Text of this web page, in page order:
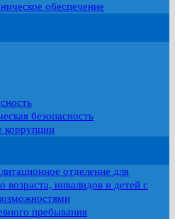
обеспечение
безопасность
коррупции
отделение для
возраста, инвалидов и детей с
пребывания